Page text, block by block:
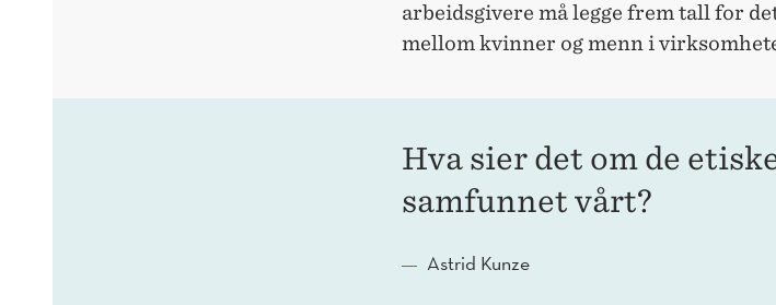
arbeidsgivere må legge frem tall for
mellom kvinner og menn i
Hva sier det om de
samfunnet vårt?
Astrid Kunze